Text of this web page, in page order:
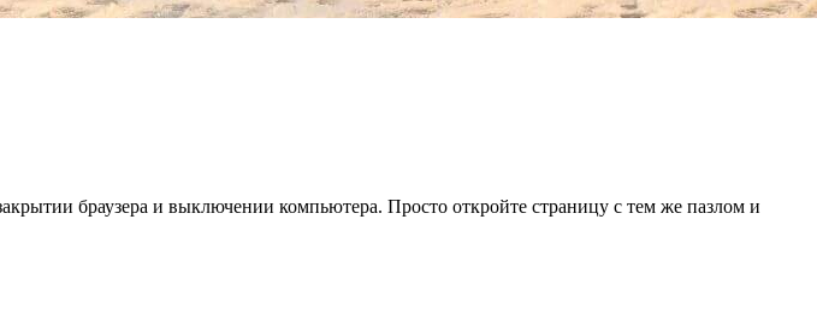
браузера и выключении компьютера. Просто откройте страницу с тем же пазлом и